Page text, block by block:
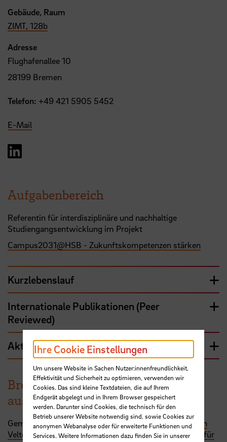
Gebäude, Raum
ZIMT, 128b
Adresse
Flughafenallee 10
28199 Bremen
Telefon: +49 421 5905 5452
E-Mail
LinkedIn Logo
Aufgabenbereich
Referentin für interdisziplinäre und nachhaltige
Studiengangsentwicklung im Projekt
Campus2031@HSB - Zukunftskompetenzen stärken
Kurzlebenslauf
Internationale Publikationen (Peer
Reviewed)
Aktuelle Konferenzbeiträge
Bremer Hochschulpreis für
ausgezeichnete Lehre 2024
Gemeinsam mitJeremy HookwayundProf. Dr. Stefan
Veltel
ausgezeichnet mit demBremer Hochschulpreis für
Ihre Cookie Einstellungen
Um unsere Website in Sachen Nutzer:innenfreundlichkeit,
Effektivität und Sicherheit zu optimieren, verwenden wir
Cookies. Das sind kleine Textdateien, die auf Ihrem
Endgerät abgelegt und in Ihrem Browser gespeichert
werden. Darunter sind Cookies, die technisch für den
Betrieb unserer Website notwendig sind, sowie Cookies zur
anonymen Webanalyse oder für erweiterte Funktionen und
Services. Weitere Informationen dazu finden Sie in unserer